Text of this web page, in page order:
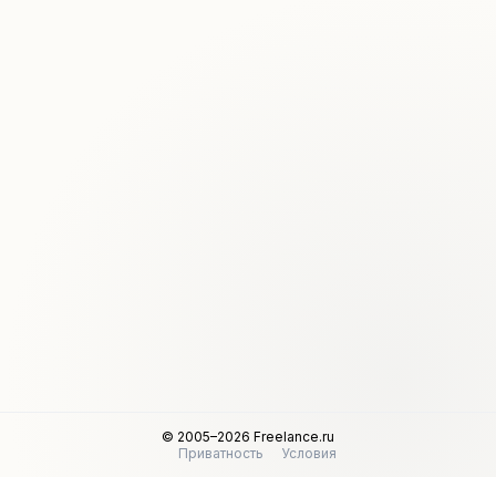
© 2005–2026 Freelance.ru
Приватность
Условия